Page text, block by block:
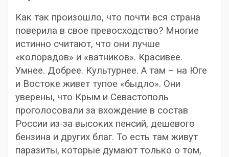
Как так произошло, что почти вся страна
поверила в свое превосходство? Многие
истинно считают, что они лучше
«колорадов» и «ватников». Красивее.
Умнее. Добрее. Культурнее. А там – на Юге
и Востоке живет тупое «быдло». Они
уверены, что Крым и Севастополь
проголосовали за вхождение в состав
России из-за высоких пенсий, дешевого
бензина и других благ. То есть там живут
паразиты, которые думают только о том,